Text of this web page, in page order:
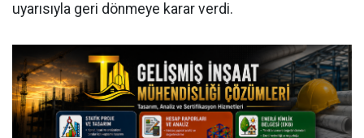
uyarısıyla geri dönmeye karar verdi.